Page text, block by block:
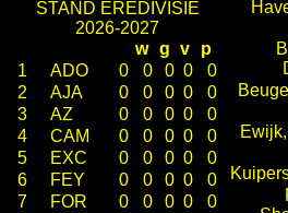
STAND EREDIVISIE
2026-2027
w g v
p
1
ADO 0 0 0 0
0
2
AJA 0 0 0 0
0
3
AZ 0 0 0 0
0
4
CAM 0 0 0 0
0
5
EXC 0 0 0 0
0
6
FEY 0 0 0 0
0
7
FOR 0 0 0 0
0